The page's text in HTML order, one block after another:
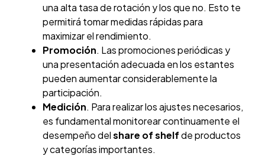
una alta tasa de rotación y los que no. Esto te
permitirá tomar medidas rápidas para
maximizar el rendimiento.
Promoción. Las promociones periódicas y
una presentación adecuada en los estantes
pueden aumentar considerablemente la
participación.
Medición. Para realizar los ajustes necesarios,
es fundamental monitorear continuamente el
desempeño delshare of shelfde productos
y categorías importantes.